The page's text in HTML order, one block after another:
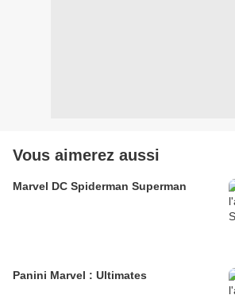
Vous aimerez aussi
Marvel DC Spiderman Superman
Panini Marvel : Ultimates